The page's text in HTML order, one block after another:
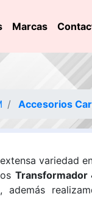
Marcas
Accesorios
variedad
además